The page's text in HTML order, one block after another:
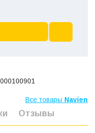
Все товары Navien
Отзывы